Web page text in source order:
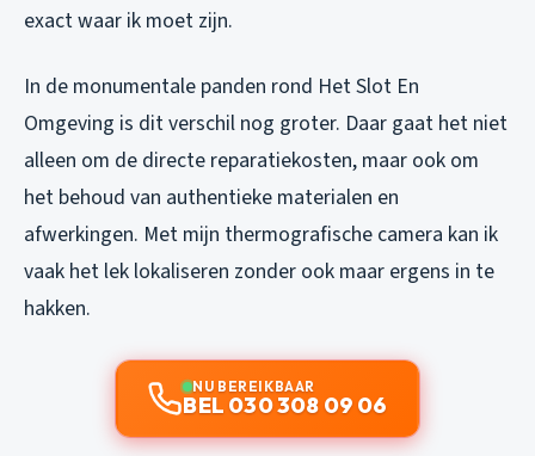
exact waar ik moet zijn.
In de monumentale panden rond Het Slot En
Omgeving is dit verschil nog groter. Daar gaat het niet
alleen om de directe reparatiekosten, maar ook om
het behoud van authentieke materialen en
afwerkingen. Met mijn thermografische camera kan ik
vaak het lek lokaliseren zonder ook maar ergens in te
hakken.
NU BEREIKBAAR
BEL 030 308 09 06